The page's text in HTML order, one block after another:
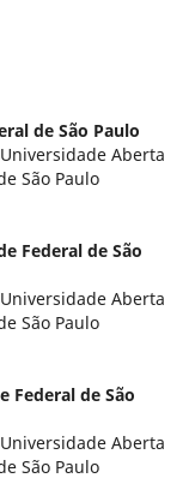
de São Paulo
Aberta
São Paulo
Federal de São
Aberta
São Paulo
Federal de São
Aberta
São Paulo